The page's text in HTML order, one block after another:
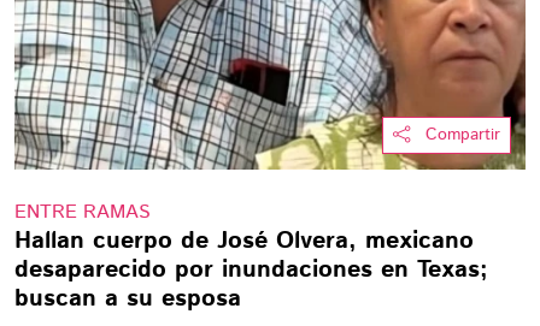
Compartir
ENTRE RAMAS
Hallan cuerpo de José Olvera, mexicano
desaparecido por inundaciones en Texas;
buscan a su esposa